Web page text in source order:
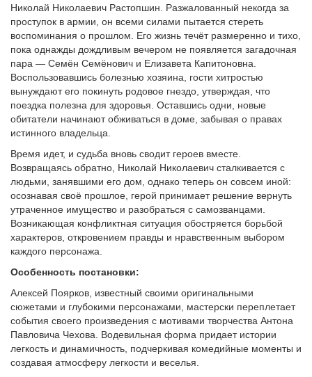
Николай Николаевич Растопшин. Разжалованный некогда за
проступок в армии, он всеми силами пытается стереть
воспоминания о прошлом. Его жизнь течёт размеренно и тихо,
пока однажды дождливым вечером не появляется загадочная
пара — Семён Семёнович и Елизавета Капитоновна.
Воспользовавшись болезнью хозяина, гости хитростью
вынуждают его покинуть родовое гнездо, утверждая, что
поездка полезна для здоровья. Оставшись одни, новые
обитатели начинают обживаться в доме, забывая о правах
истинного владельца.
Время идет, и судьба вновь сводит героев вместе.
Возвращаясь обратно, Николай Николаевич сталкивается с
людьми, занявшими его дом, однако теперь он совсем иной:
осознавая своё прошлое, герой принимает решение вернуть
утраченное имущество и разобраться с самозванцами.
Возникающая конфликтная ситуация обостряется борьбой
характеров, откровением правды и нравственным выбором
каждого персонажа.
Особенность постановки:
Алексей Поярков, известный своими оригинальными
сюжетами и глубокими персонажами, мастерски переплетает
события своего произведения с мотивами творчества Антона
Павловича Чехова. Водевильная форма придает истории
легкость и динамичность, подчеркивая комедийные моменты и
создавая атмосферу легкости и веселья.